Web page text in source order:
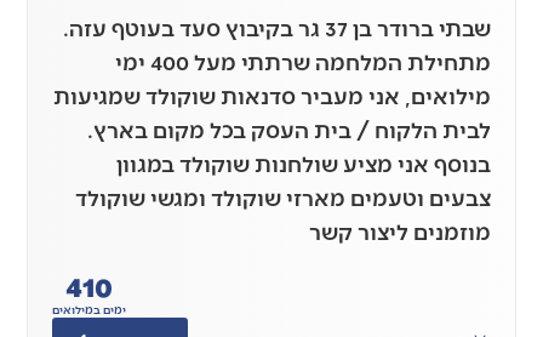
שבתי ברודר בן 37 גר בקיבוץ סעד בעוטף עזה.
מתחילת המלחמה שרתתי מעל 400 ימי
מילואים, אני מעביר סדנאות שוקולד שמגיעות
לבית הלקוח / בית העסק בכל מקום בארץ.
בנוסף אני מציע שולחנות שוקולד במגוון
צבעים וטעמים מארזי שוקולד ומגשי שוקולד
מוזמנים ליצור קשר
ימים במילואים
410